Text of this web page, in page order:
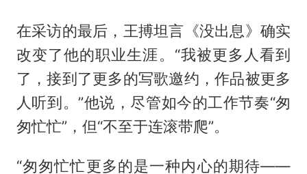
在采访的最后，王搏坦言《没出息》确实
改变了他的职业生涯。“我被更多人看到
了，接到了更多的写歌邀约，作品被更多
人听到。”他说，尽管如今的工作节奏“匆
匆忙忙”，但“不至于连滚带爬”。
“匆匆忙忙更多的是一种内心的期待——